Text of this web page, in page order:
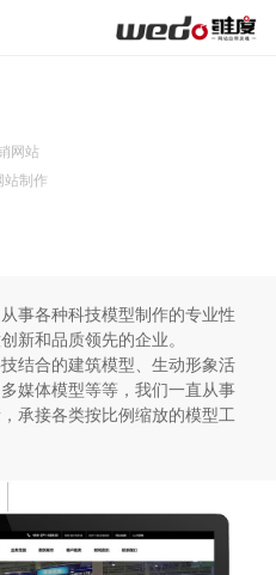
网站
站制作
事各种科技模型制作的专业性
新和品质领先的企业。
结合的建筑模型、生动形象活
媒体模型等等，我们一直从事
承接各类按比例缩放的模型工